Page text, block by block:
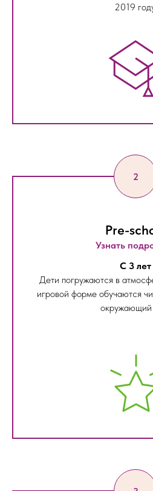
2019
Pre-
Узнать
С 3 лет
Дети погружаются в
игровой форме обучаются
окружающий